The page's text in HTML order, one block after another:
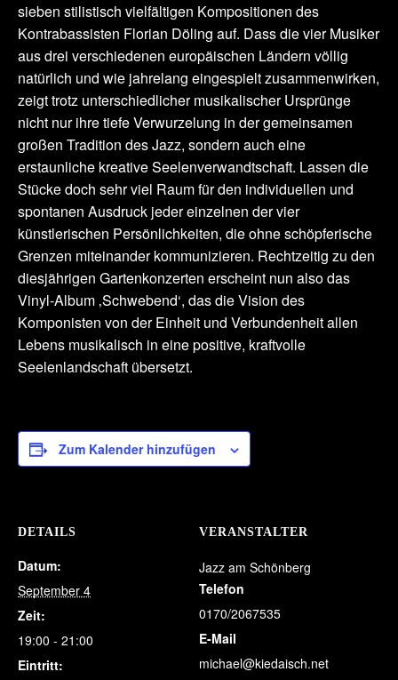
sieben stilistisch vielfältigen Kompositionen des
Kontrabassisten Florian Döling auf. Dass die vier Musiker
aus drei verschiedenen europäischen Ländern völlig
natürlich und wie jahrelang eingespielt zusammenwirken,
zeigt trotz unterschiedlicher musikalischer Ursprünge
nicht nur ihre tiefe Verwurzelung in der gemeinsamen
großen Tradition des Jazz, sondern auch eine
erstaunliche kreative Seelenverwandtschaft. Lassen die
Stücke doch sehr viel Raum für den individuellen und
spontanen Ausdruck jeder einzelnen der vier
künstlerischen Persönlichkeiten, die ohne schöpferische
Grenzen miteinander kommunizieren. Rechtzeitig zu den
diesjährigen Gartenkonzerten erscheint nun also das
Vinyl-Album ‚Schwebend‘, das die Vision des
Komponisten von der Einheit und Verbundenheit allen
Lebens musikalisch in eine positive, kraftvolle
Seelenlandschaft übersetzt.
Zum Kalender hinzufügen
DETAILS
Datum:
September 4
Zeit:
19:00 - 21:00
Eintritt:
VERANSTALTER
Jazz am Schönberg
Telefon
0170/2067535
E-Mail
michael@kiedaisch.net